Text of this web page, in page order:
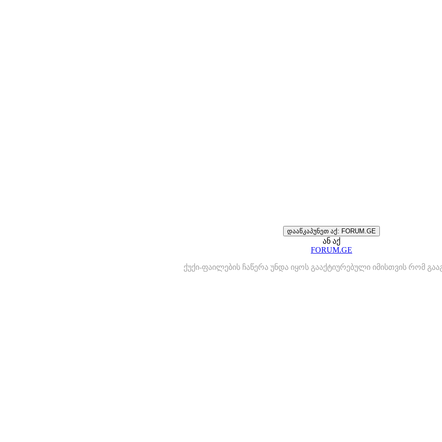
დააწკაპუნეთ აქ: FORUM.GE
ან აქ
FORUM.GE
ქუქი-ფაილების ჩაწერა უნდა იყოს გააქტიურებული იმისთვის რომ